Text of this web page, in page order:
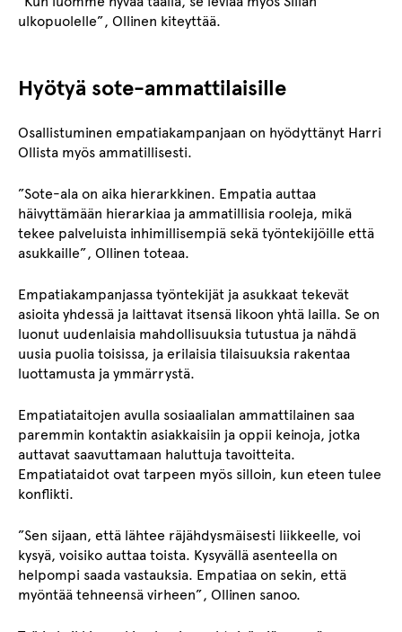
ulkopuolelle”, Ollinen kiteyttää.
Hyötyä sote-ammattilaisille
Osallistuminen empatiakampanjaan on hyödyttänyt Harri
Ollista myös ammatillisesti.
”Sote-ala on aika hierarkkinen. Empatia auttaa
häivyttämään hierarkiaa ja ammatillisia rooleja, mikä
tekee palveluista inhimillisempiä sekä työntekijöille että
asukkaille”, Ollinen toteaa.
Empatiakampanjassa työntekijät ja asukkaat tekevät
asioita yhdessä ja laittavat itsensä likoon yhtä lailla. Se on
luonut uudenlaisia mahdollisuuksia tutustua ja nähdä
uusia puolia toisissa, ja erilaisia tilaisuuksia rakentaa
luottamusta ja ymmärrystä.
Empatiataitojen avulla sosiaalialan ammattilainen saa
paremmin kontaktin asiakkaisiin ja oppii keinoja, jotka
auttavat saavuttamaan haluttuja tavoitteita.
Empatiataidot ovat tarpeen myös silloin, kun eteen tulee
konflikti.
”Sen sijaan, että lähtee räjähdysmäisesti liikkeelle, voi
kysyä, voisiko auttaa toista. Kysyvällä asenteella on
helpompi saada vastauksia. Empatiaa on sekin, että
myöntää tehneensä virheen”, Ollinen sanoo.